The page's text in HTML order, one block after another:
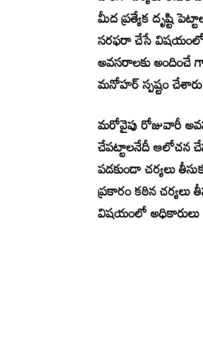
మీద ప్రత్యేక దృష్టి
సరఫరా చేసే విషయంలో
అవసరాలకు అందించే
మనోహర్ స్పష్టం
మరోవైపు రోజువారీ
చేపట్టాలనేదీ ఆలోచన
పడకుండా చర్యలు
ప్రకారం కఠిన
విషయంలో అధికారులు